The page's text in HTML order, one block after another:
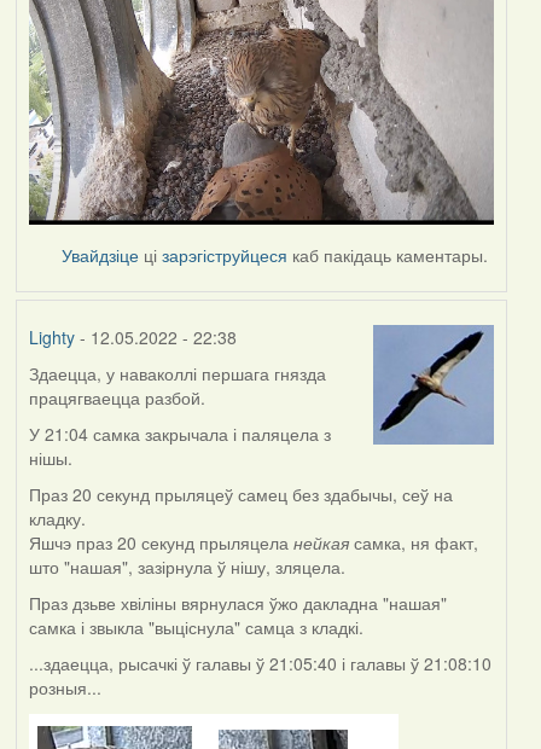
Увайдзіце цізарэгіструйцеся каб пакідаць каментары.
Lighty- 12.05.2022 - 22:38
Здаецца, у наваколлі першага гнязда
працягваецца разбой.
У 21:04 самка закрычала і паляцела з
нішы.
Праз 20 секунд прыляцеў самец без здабычы, сеў на
кладку.
Яшчэ праз 20 секунд прыляцела нейкаясамка, ня факт,
што "нашая", зазірнула ў нішу, зляцела.
Праз дзьве хвіліны вярнулася ўжо дакладна "нашая"
самка і звыкла "выціснула" самца з кладкі.
...здаецца, рысачкі ў галавы ў 21:05:40 і галавы ў 21:08:10
розныя...